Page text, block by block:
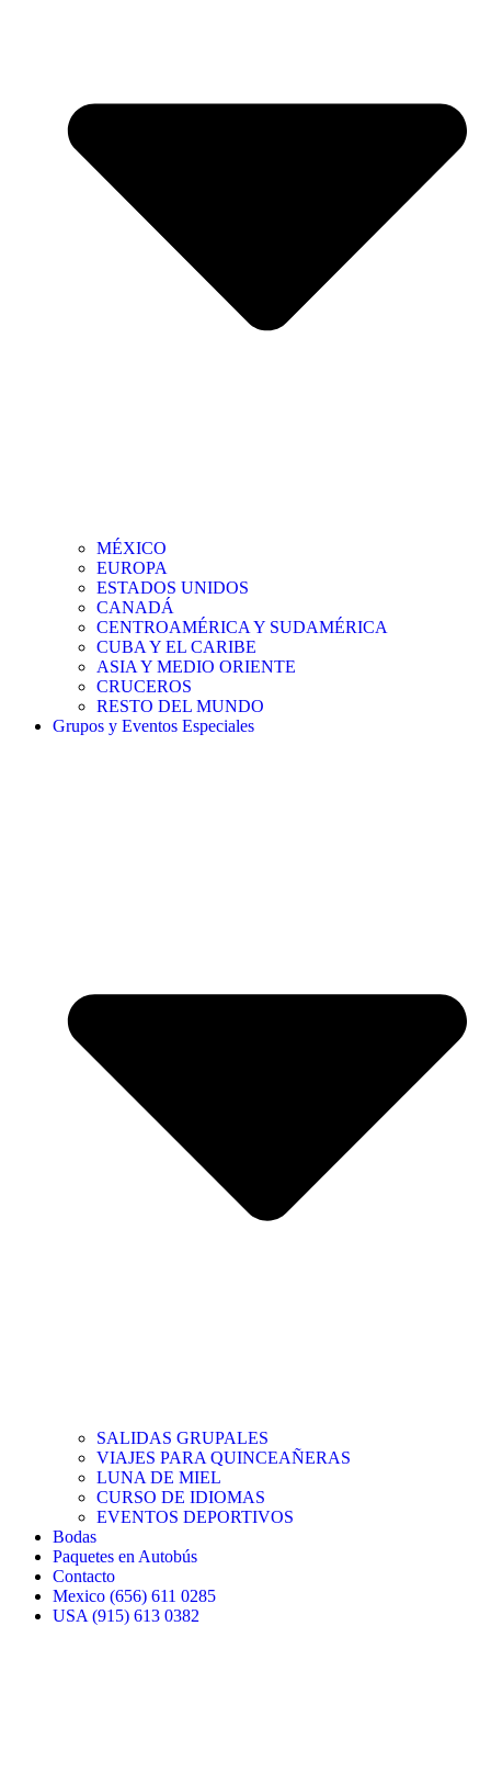
MÉXICO
EUROPA
ESTADOS UNIDOS
CANADÁ
CENTROAMÉRICA Y SUDAMÉRICA
CUBA Y EL CARIBE
ASIA Y MEDIO ORIENTE
CRUCEROS
RESTO DEL MUNDO
Grupos y Eventos Especiales
SALIDAS GRUPALES
VIAJES PARA QUINCEAÑERAS
LUNA DE MIEL
CURSO DE IDIOMAS
EVENTOS DEPORTIVOS
Bodas
Paquetes en Autobús
Contacto
Mexico (656) 611 0285
USA (915) 613 0382